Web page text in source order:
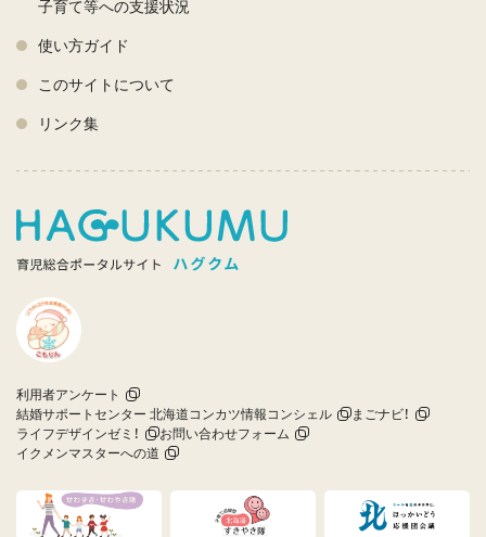
子育て等への支援状況
使い方ガイド
このサイトについて
リンク集
利用者アンケート
結婚サポートセンター 北海道コンカツ情報コンシェル
まごナビ！
ライフデザインゼミ！
お問い合わせフォーム
イクメンマスターへの道